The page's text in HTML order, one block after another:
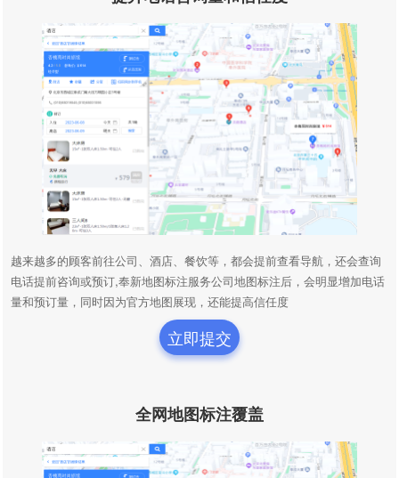
越来越多的顾客前往公司、酒店、餐饮等，都会提前查看导航，还会查询
电话提前咨询或预订,奉新地图标注服务公司地图标注后，会明显增加电话
量和预订量，同时因为官方地图展现，还能提高信任度
立即提交
全网地图标注覆盖